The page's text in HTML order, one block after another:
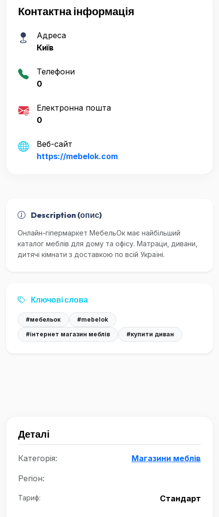
Контактна інформація
Адреса
Київ
Телефони
0
Електронна пошта
0
Веб-сайт
https://mebelok.com
Description (опис)
Онлайн-гіпермаркет МебельОк має найбільший
каталог меблів для дому та офісу. Матраци, дивани,
дитячі кімнати з доставкою по всій Україні.
Ключові слова
#мебельок
#mebelok
#інтернет магазин меблів
#купити диван
Деталі
Категорія: Магазини меблів
Регіон:
Тариф: Стандарт